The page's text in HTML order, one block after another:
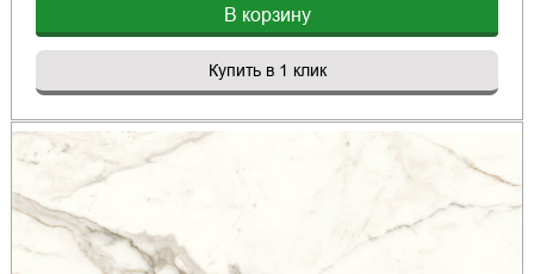
В корзину
Купить в 1 клик